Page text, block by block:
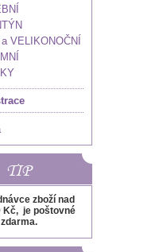
VELIKONOČNÍ
TIP
zboží nad
Kč, je poštovné
zdarma.